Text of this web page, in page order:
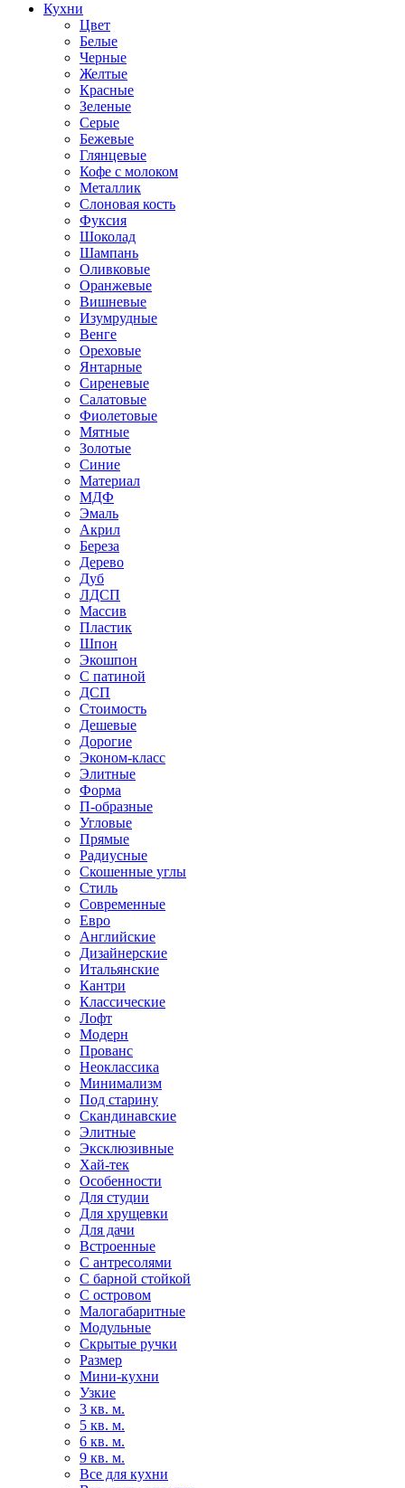
Кухни
Цвет
Белые
Черные
Желтые
Красные
Зеленые
Серые
Бежевые
Глянцевые
Кофе с молоком
Металлик
Слоновая кость
Фуксия
Шоколад
Шампань
Оливковые
Оранжевые
Вишневые
Изумрудные
Венге
Ореховые
Янтарные
Сиреневые
Салатовые
Фиолетовые
Мятные
Золотые
Синие
Материал
МДФ
Эмаль
Акрил
Береза
Дерево
Дуб
ЛДСП
Массив
Пластик
Шпон
Экошпон
С патиной
ДСП
Стоимость
Дешевые
Дорогие
Эконом-класс
Элитные
Форма
П-образные
Угловые
Прямые
Радиусные
Скошенные углы
Стиль
Современные
Евро
Английские
Дизайнерские
Итальянские
Кантри
Классические
Лофт
Модерн
Прованс
Неоклассика
Минимализм
Под старину
Скандинавские
Элитные
Эксклюзивные
Хай-тек
Особенности
Для студии
Для хрущевки
Для дачи
Встроенные
С антресолями
С барной стойкой
С островом
Малогабаритные
Модульные
Скрытые ручки
Размер
Мини-кухни
Узкие
3 кв. м.
5 кв. м.
6 кв. м.
9 кв. м.
Все для кухни